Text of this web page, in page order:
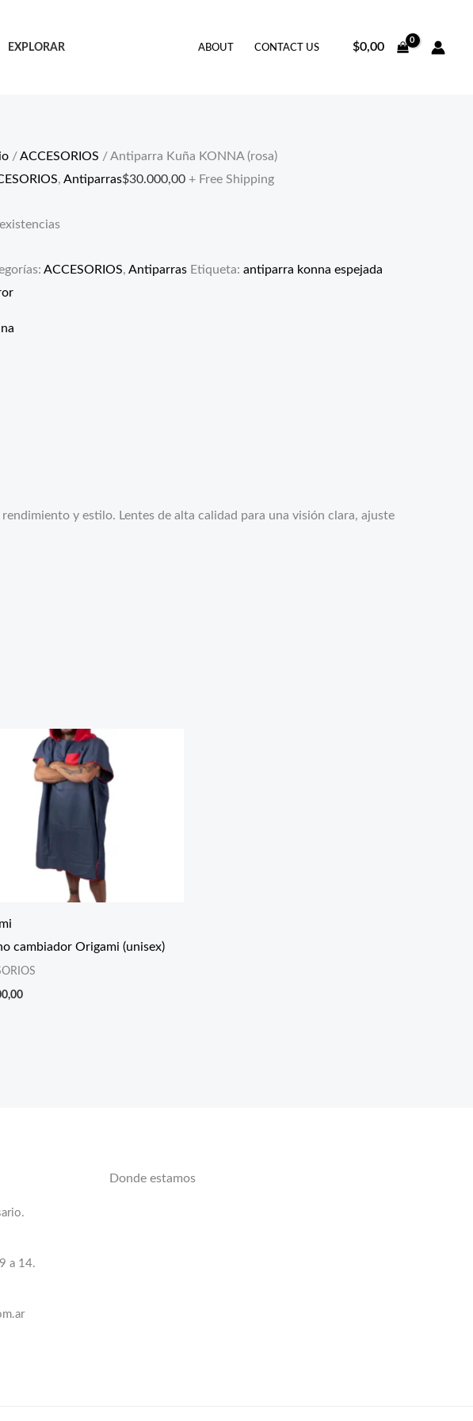
EXPLORAR ABOUT CONTACT US $0,00
/ACCESORIOS / Antiparra Kuña KONNA (rosa)
, Antiparras$30.000,00 + Free Shipping
ACCESORIOS, Antiparras Etiqueta: antiparra konna espejada
y estilo. Lentes de alta calidad para una visión clara, ajuste
cambiador Origami (unisex)
a 14.
Donde estamos